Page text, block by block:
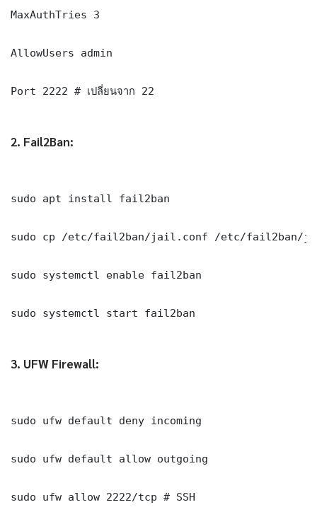
MaxAuthTries 3
AllowUsers admin
Port 2222 # เปลี่ยนจาก 22
2. Fail2Ban:
sudo apt install fail2ban
sudo cp /etc/fail2ban/jail.conf /etc/fail2ban/
sudo systemctl enable fail2ban
sudo systemctl start fail2ban
3. UFW Firewall:
sudo ufw default deny incoming
sudo ufw default allow outgoing
sudo ufw allow 2222/tcp # SSH